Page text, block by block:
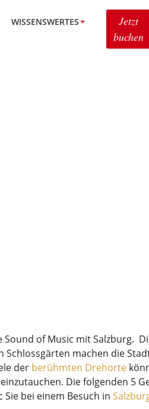
WISSENSWERTES
Jetzt
buchen
of Music mit Salzburg.
machen die
der berühmten Drehorte
Die folgenden 5
bei einem Besuch in